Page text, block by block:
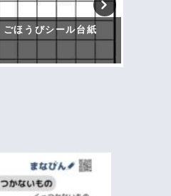
ほうびシール台紙